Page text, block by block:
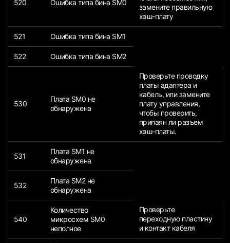
520 Ошибка типа бина SM0
замените правильную
хэш-плату
521 Ошибка типа бина SM1
522 Ошибка типа бина SM2
530
Плата SM0 не
обнаружена
Проверьте проводку
платы адаптера и
кабель, или замените
плату управления,
чтобы проверить,
припаян ли разъем
хэш-платы.
531
Плата SM1 не
обнаружена
532
Плата SM2 не
обнаружена
540
Количество
микросхем SM0
неполное
Проверьте
переходную пластину
и контакт кабеля